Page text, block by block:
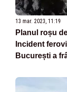
13 mar. 2023, 11:19
Planul roșu
Incident
București a